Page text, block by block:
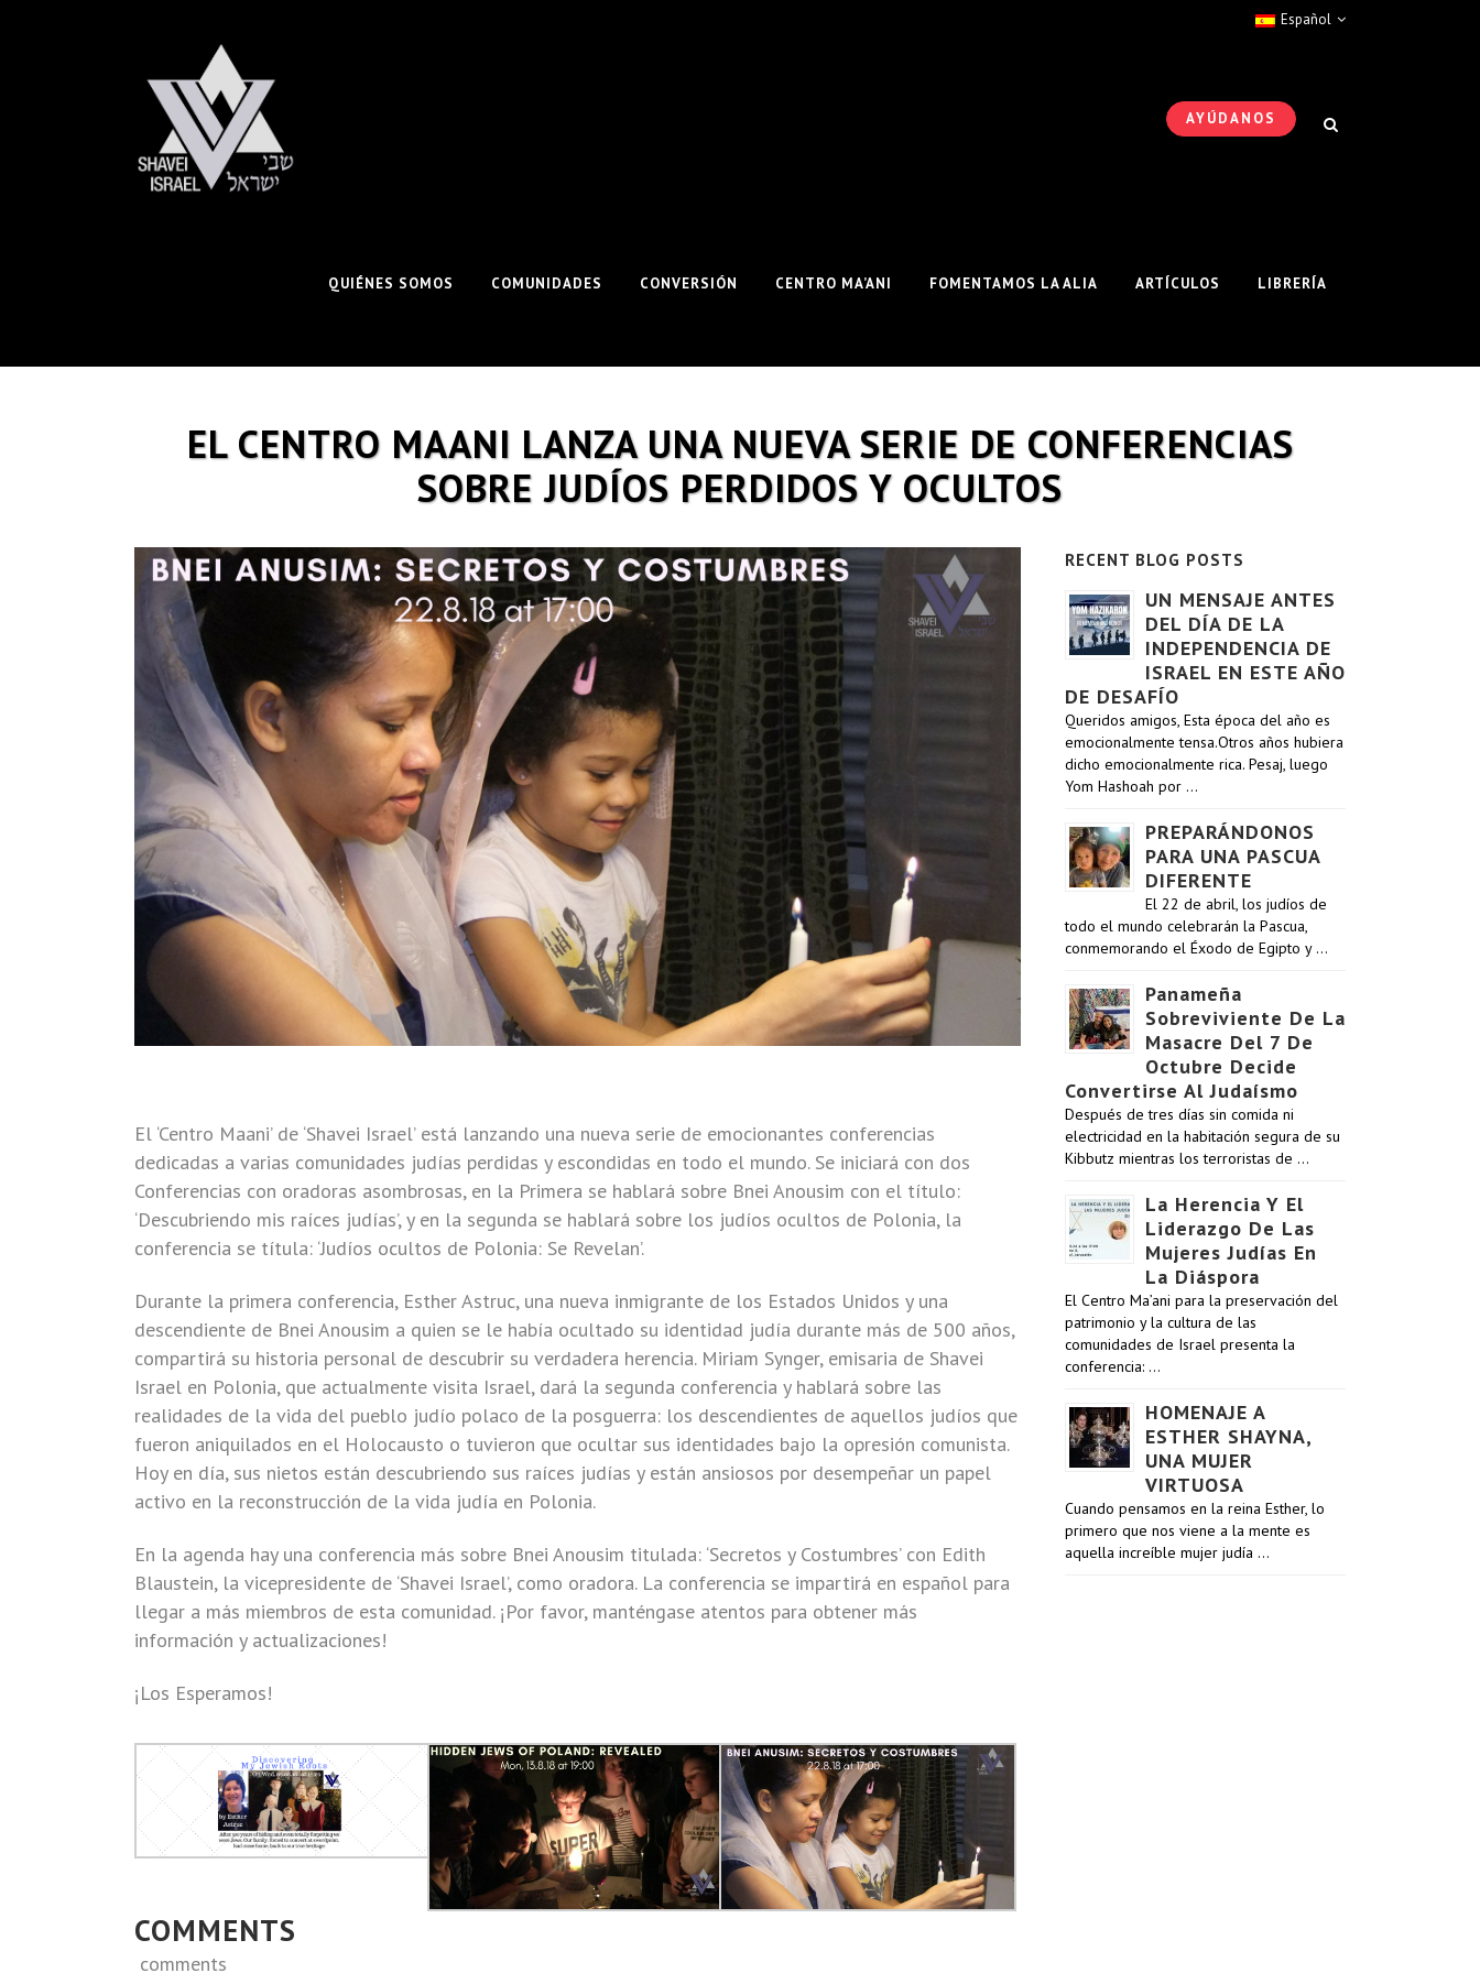
Español
AYÚDANOS
QUIÉNES SOMOS COMUNIDADES CONVERSIÓN CENTRO MA’ANI FOMENTAMOS LA ALIA ARTÍCULOS LIBRERÍA
EL CENTRO MAANI LANZA UNA NUEVA SERIE DE CONFERENCIAS
SOBRE JUDÍOS PERDIDOS Y OCULTOS
El ‘Centro Maani’ de ‘Shavei Israel’ está lanzando una nueva serie de emocionantes conferencias
dedicadas a varias comunidades judías perdidas y escondidas en todo el mundo. Se iniciará con dos
Conferencias con oradoras asombrosas, en la Primera se hablará sobre Bnei Anousim con el título:
‘Descubriendo mis raíces judías’, y en la segunda se hablará sobre los judíos ocultos de Polonia, la
conferencia se títula: ‘Judíos ocultos de Polonia: Se Revelan’.
Durante la primera conferencia, Esther Astruc, una nueva inmigrante de los Estados Unidos y una
descendiente de Bnei Anousim a quien se le había ocultado su identidad judía durante más de 500 años,
compartirá su historia personal de descubrir su verdadera herencia. Miriam Synger, emisaria de Shavei
Israel en Polonia, que actualmente visita Israel, dará la segunda conferencia y hablará sobre las
realidades de la vida del pueblo judío polaco de la posguerra: los descendientes de aquellos judíos que
fueron aniquilados en el Holocausto o tuvieron que ocultar sus identidades bajo la opresión comunista.
Hoy en día, sus nietos están descubriendo sus raíces judías y están ansiosos por desempeñar un papel
activo en la reconstrucción de la vida judía en Polonia.
En la agenda hay una conferencia más sobre Bnei Anousim titulada: ‘Secretos y Costumbres’ con Edith
Blaustein, la vicepresidente de ‘Shavei Israel’, como oradora. La conferencia se impartirá en español para
llegar a más miembros de esta comunidad. ¡Por favor, manténgase atentos para obtener más
información y actualizaciones!
¡Los Esperamos!
COMMENTS
comments
RECENT BLOG POSTS
UN MENSAJE ANTES
DEL DÍA DE LA
INDEPENDENCIA DE
ISRAEL EN ESTE AÑO
DE DESAFÍO
Queridos amigos, Esta época del año es
emocionalmente tensa.Otros años hubiera
dicho emocionalmente rica. Pesaj, luego
Yom Hashoah por …
PREPARÁNDONOS
PARA UNA PASCUA
DIFERENTE
El 22 de abril, los judíos de
todo el mundo celebrarán la Pascua,
conmemorando el Éxodo de Egipto y …
Panameña
Sobreviviente De La
Masacre Del 7 De
Octubre Decide
Convertirse Al Judaísmo
Después de tres días sin comida ni
electricidad en la habitación segura de su
Kibbutz mientras los terroristas de …
La Herencia Y El
Liderazgo De Las
Mujeres Judías En
La Diáspora
El Centro Ma’ani para la preservación del
patrimonio y la cultura de las
comunidades de Israel presenta la
conferencia: …
HOMENAJE A
ESTHER SHAYNA,
UNA MUJER
VIRTUOSA
Cuando pensamos en la reina Esther, lo
primero que nos viene a la mente es
aquella increíble mujer judía …